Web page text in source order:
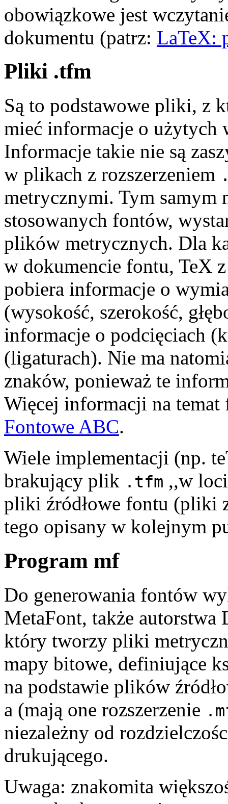
obowiązkowe jest
dokumentu (patrz: LaTeX:
Pliki .tfm
Są to podstawowe pliki, z
mieć informacje o użytych
Informacje takie nie są
w plikach z rozszerzeniem
metrycznymi. Tym samym
stosowanych fontów,
plików metrycznych. Dla
w dokumencie fontu, TeX
pobiera informacje o
(wysokość, szerokość,
informacje o podcięciach
(ligaturach). Nie ma
znaków, ponieważ te
Więcej informacji na
Fontowe ABC.
Wiele implementacji (np.
brakujący plik .tfm ,,w
pliki źródłowe fontu (pliki
tego opisany w kolejnym
Program mf
Do generowania fontów
MetaFont, także autorstwa
który tworzy pliki
mapy bitowe, definiujące
na podstawie plików
a (mają one rozszerzenie
niezależny od
drukującego.
Uwaga: znakomita